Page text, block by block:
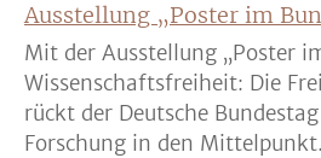
Ausstellung „Poster im
Mit der Ausstellung „Poster
Wissenschaftsfreiheit: Die
rückt der Deutsche
Forschung in den